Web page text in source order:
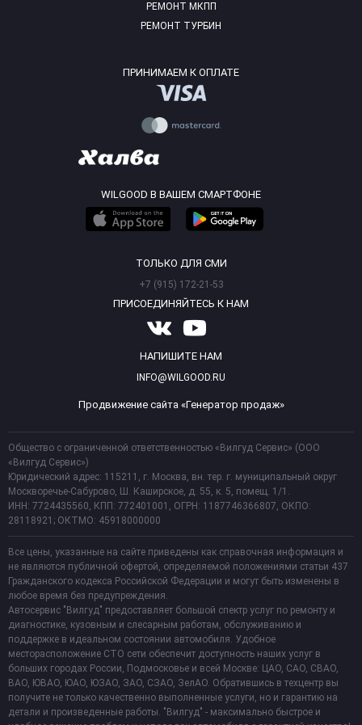
РЕМОНТ МКПП
РЕМОНТ ТУРБИН
ПРИНИМАЕМ К ОПЛАТЕ
WILGOOD В ВАШЕМ СМАРТФОНЕ
ТОЛЬКО ДЛЯ СМИ
+7 (915) 172-21-53
ПРИСОЕДИНЯЙТЕСЬ К НАМ
НАПИШИТЕ НАМ
INFO@WILGOOD.RU
Продвижение сайта «Генератор продаж»
Общество с ограниченной ответственностью «Вилгуд Сервис» (ООО
«Вилгуд Сервис»)
Юридический адрес: 115211, г. Москва, вн. тер. г. муниципальный округ
Москворечье-Сабурово, Ш. Каширское, д. 55, к. 5, помещ. 1/1.
ИНН: 7724435560, КПП: 772401001, ОГРН: 1187746366807, ОКПО:
28118921; ОКТМО: 45918000000
Все цены, указанные на сайте приведены как справочная информация и
не являются публичной офертой, определяемой положениями статьи 437
Гражданского кодекса Российской Федерации и могут быть изменены в
любое время без предупреждения.
Автосервис "Вилгуд" предоставляет большой спектр услуг по ремонту и
диагностике, кузовным и слесарным работам, обслуживанию и
поддержке в идеальном состоянии автомобиля. Удобное
месторасположение СТО сети обеспечит доступность наших услуг в
больших городах России, Подмосковье и всей Москве: ЦАО, САО, СВАО,
ВАО, ЮВАО, ЮАО, ЮЗАО, ЗАО, СЗАО, ЗелАО. Обратившись в техцентр вы
получите не только качественно выполненные услуги, но и гарантию на
детали и произведенные работы. "Вилгуд" - максимально быстрое и